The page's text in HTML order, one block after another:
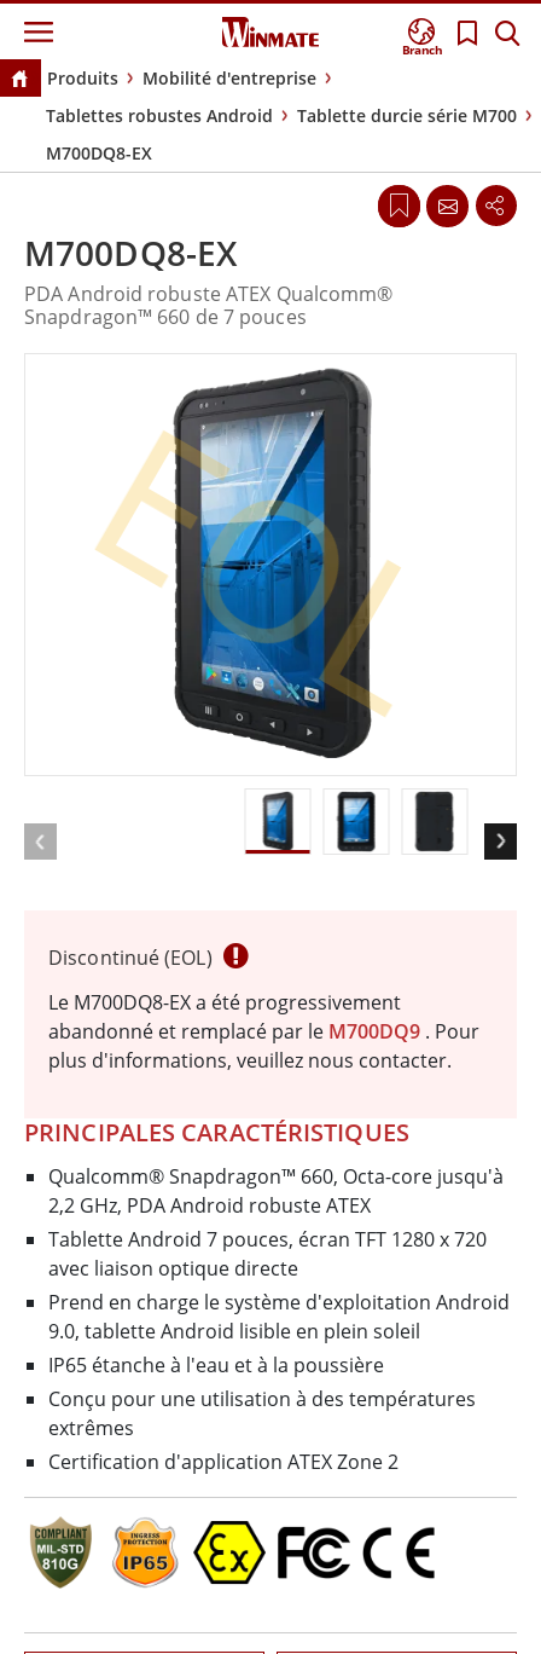
Branch
Produits
Mobilité d'entreprise
Tablettes robustes Android
Tablette durcie série M700
M700DQ8-EX
Discontinué (EOL)
Le M700DQ8-EX a été progressivement
abandonné et remplacé par le M700DQ9 . Pour
plus d'informations, veuillez nous contacter.
PRINCIPALES CARACTÉRISTIQUES
Qualcomm® Snapdragon™ 660, Octa-core jusqu'à
2,2 GHz, PDA Android robuste ATEX
Tablette Android 7 pouces, écran TFT 1280 x 720
avec liaison optique directe
Prend en charge le système d'exploitation Android
9.0, tablette Android lisible en plein soleil
IP65 étanche à l'eau et à la poussière
Conçu pour une utilisation à des températures
extrêmes
Certification d'application ATEX Zone 2
M700DQ8-EX
PDA Android robuste ATEX Qualcomm®
Snapdragon™ 660 de 7 pouces
EOL